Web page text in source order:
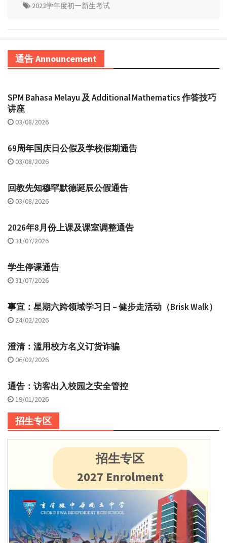
2023学年度初一新生考试
通告 Announcement
SPM Bahasa Melayu 及 Additional Mathematics 作答技巧
讲座
03/08/2026
69周年国庆日公假及学校假期通告
03/08/2026
回教先知穆罕默德诞辰公假通告
03/08/2026
2026年8月份上课及课室调整通告
31/07/2026
学生停课通告
31/07/2026
事宜：星期六跨领域学习日 – 健步走活动（Brisk Walk）
24/02/2026
澄清：滥用校方名义订货诈骗
06/02/2026
通告：访客出入校园之安全管控
19/01/2026
招生专区
招生专区
2027 Enrolment